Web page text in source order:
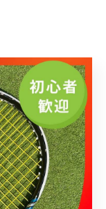
で揃えるバドミン
次のページ >